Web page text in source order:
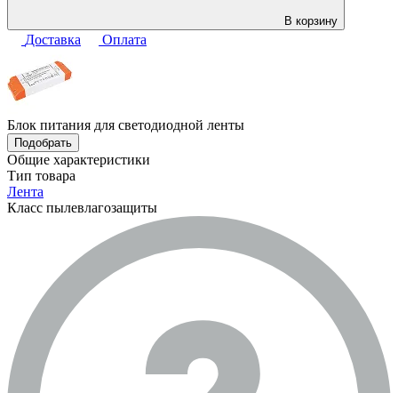
В корзину
Доставка Оплата
Блок питания для светодиодной ленты
Подобрать
Общие характеристики
Тип товара
Лента
Класс пылевлагозащиты